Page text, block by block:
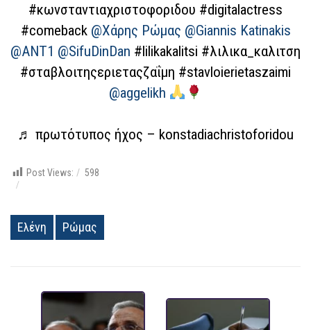
#κωνσταντιαχριστοφοριδου #digitalactress
#comeback@Χάρης Ρώμας @Giannis Katinakis
@ANT1 @SifuDinDan #lilikakalitsi #λιλικα_καλιτση
#σταβλοιτηςεριεταςζαΐμη #stavloierietaszaimi
@aggelikh
♬ πρωτότυπος ήχος – konstadiachristoforidou
Post Views: 598
Ελένη Ρώμας